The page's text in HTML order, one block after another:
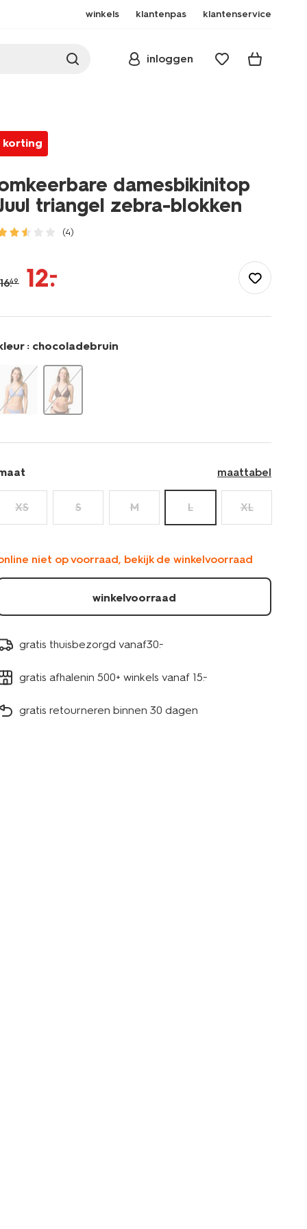
winkels klantenpas klantenservice
inloggen
korting
damesbikinitop
triangel zebra-blokken
(4)
juul-
16.49 12.
–
: chocoladebruin
maattabel
XS S M L XL
niet op voorraad, bekijk de winkelvoorraad
winkelvoorraad
gratis thuisbezorgd vanaf30.-
gratis afhalenin 500+ winkels vanaf 15.-
gratis retourneren binnen 30 dagen